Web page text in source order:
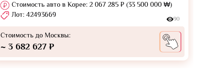
Стоимость авто в Корее: 2 067 285 ₽ (33 500 000 ₩)
Лот: 42493669
90
Стоимость до Москвы:
~ 3 682 627 ₽